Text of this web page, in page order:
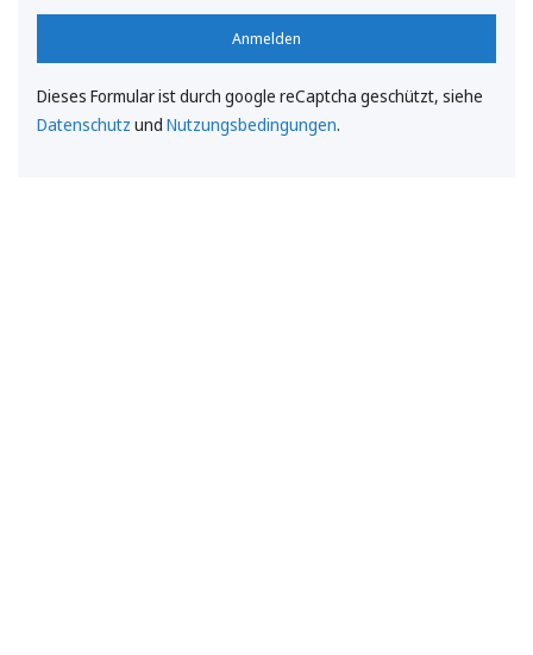
Anmelden
Dieses Formular ist durch google reCaptcha geschützt, siehe
Datenschutz und Nutzungsbedingungen.